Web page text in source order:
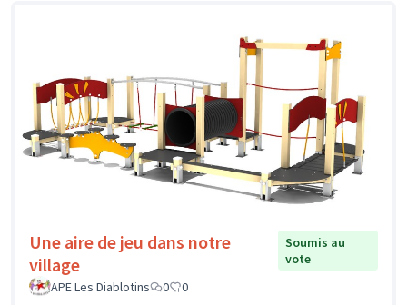
Une aire de jeu dans notre
village
Soumis au
vote
APE Les Diablotins
0 0